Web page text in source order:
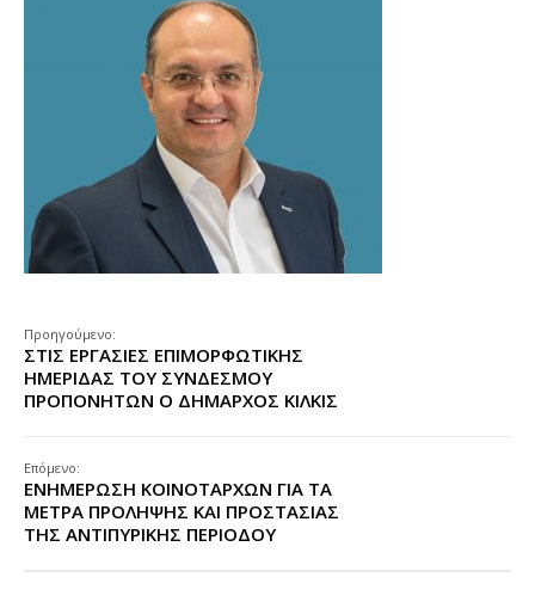
Προηγούμενο:
ΣΤΙΣ ΕΡΓΑΣΙΕΣ ΕΠΙΜΟΡΦΩΤΙΚΗΣ
ΗΜΕΡΙΔΑΣ ΤΟΥ ΣΥΝΔΕΣΜΟΥ
ΠΡΟΠΟΝΗΤΩΝ Ο ΔΗΜΑΡΧΟΣ ΚΙΛΚΙΣ
Επόμενο:
ΕΝΗΜΕΡΩΣΗ ΚΟΙΝΟΤΑΡΧΩΝ ΓΙΑ ΤΑ
ΜΕΤΡΑ ΠΡΟΛΗΨΗΣ ΚΑΙ ΠΡΟΣΤΑΣΙΑΣ
ΤΗΣ ΑΝΤΙΠΥΡΙΚΗΣ ΠΕΡΙΟΔΟΥ